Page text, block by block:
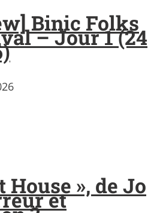
Binic Folks
– Jour 1 (24
House », de Jo
et